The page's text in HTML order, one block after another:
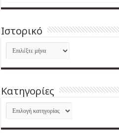
Ιστορικό
Ιστορικό
Kατηγορίες
Kατηγορίες